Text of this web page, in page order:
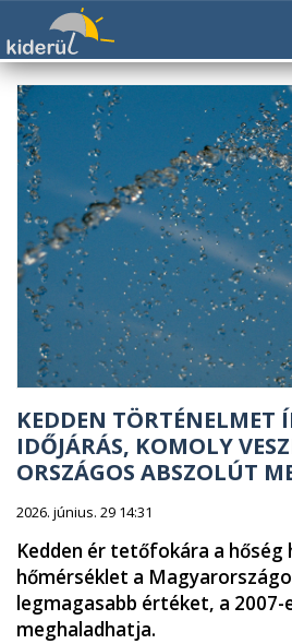
KEDDEN TÖRTÉNELMET
IDŐJÁRÁS, KOMOLY
ORSZÁGOS ABSZOLÚT
2026. június. 29 14:31
Kedden ér tetőfokára a hőség
hőmérséklet a
legmagasabb értéket, a
meghaladhatja.